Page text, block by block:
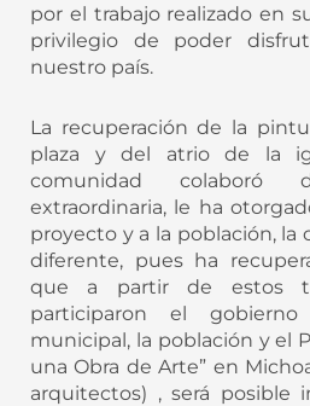
por el trabajo realizado en
privilegio de poder
nuestro país.
La recuperación de la
plaza y del atrio de la
comunidad colaboró
extraordinaria, le ha
proyecto y a la población, la
diferente, pues ha
que a partir de estos
participaron el
municipal, la población y el
una Obra de Arte” en
arquitectos) , será posible